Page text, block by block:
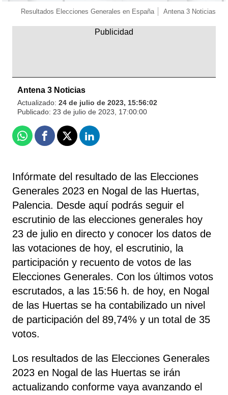
Resultados Elecciones Generales en España Antena 3 Noticias
Antena 3 Noticias
Actualizado: 24 de julio de 2023, 15:56:02
Publicado: 23 de julio de 2023, 17:00:00
WhatsappFacebook
X Linkedin
Infórmate del resultado de las Elecciones
Generales 2023 en Nogal de las Huertas,
Palencia. Desde aquí podrás seguir el
escrutinio de las elecciones generales hoy
23 de julio en directo y conocer los datos de
las votaciones de hoy, el escrutinio, la
participación y recuento de votos de las
Elecciones Generales. Con los últimos votos
escrutados, a las 15:56 h. de hoy, en Nogal
de las Huertas se ha contabilizado un nivel
de participación del 89,74% y un total de 35
votos.
Los resultados de las Elecciones Generales
2023 en Nogal de las Huertas se irán
actualizando conforme vaya avanzando el